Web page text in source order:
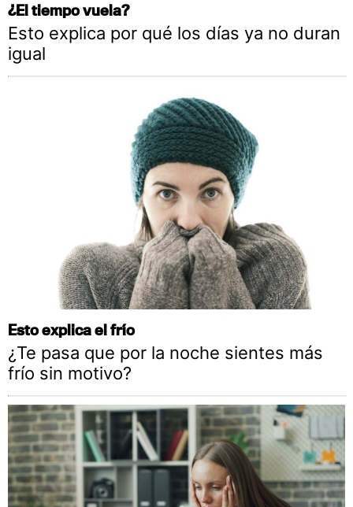
¿El tiempo vuela?
Esto explica por qué los días ya no duran
igual
Esto explica el frío
¿Te pasa que por la noche sientes más
frío sin motivo?